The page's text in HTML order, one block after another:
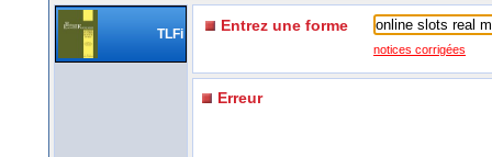
TLFi Entrez une forme
notices corrigées
Erreur